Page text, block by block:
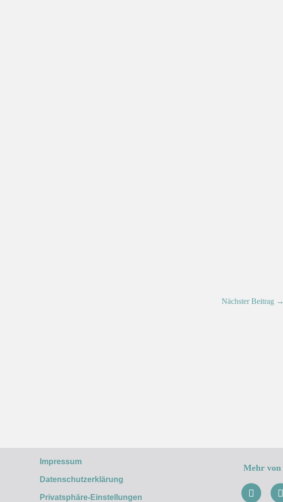
Nächster Beitrag →
Impressum
Datenschutzerklärung
Privatsphäre-Einstellungen
Mehr von